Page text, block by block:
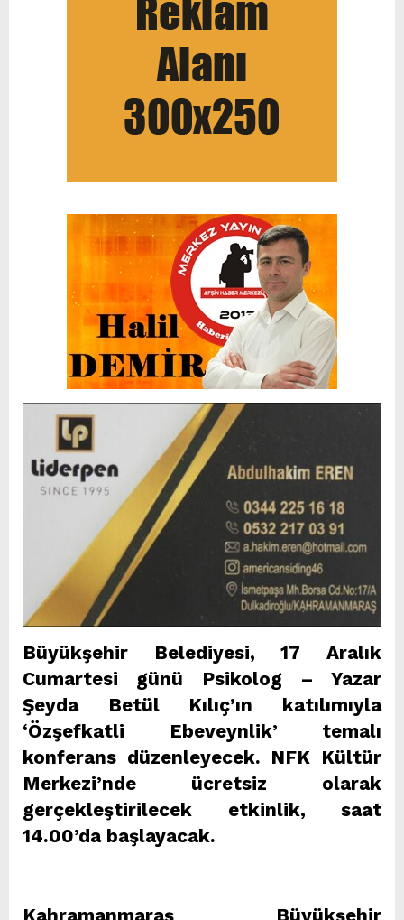
Büyükşehir Belediyesi, 17 Aralık
Cumartesi günü Psikolog – Yazar
Şeyda Betül Kılıç’ın katılımıyla
‘Özşefkatli Ebeveynlik’ temalı
konferans düzenleyecek. NFK Kültür
Merkezi’nde ücretsiz olarak
gerçekleştirilecek etkinlik, saat
14.00’da başlayacak.